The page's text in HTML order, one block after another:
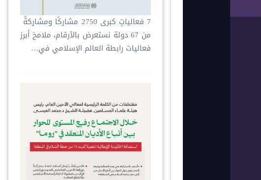
‏7 فعالياتٍ كبرى ‏2750 مشاركًا ومشاركةً ‏
من 67 دولة ‏نستعرض بالأرقام، ملامحَ أبرز
فعاليات ⁧‫رابطة العالم الإسلامي‬⁩ في…